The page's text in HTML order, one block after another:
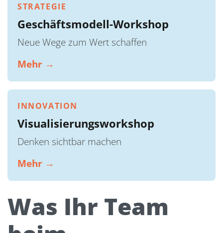
STRATEGIE
Geschäftsmodell-Workshop
Neue Wege zum Wert schaffen
Mehr →
INNOVATION
Visualisierungsworkshop
Denken sichtbar machen
Mehr →
Was Ihr Team